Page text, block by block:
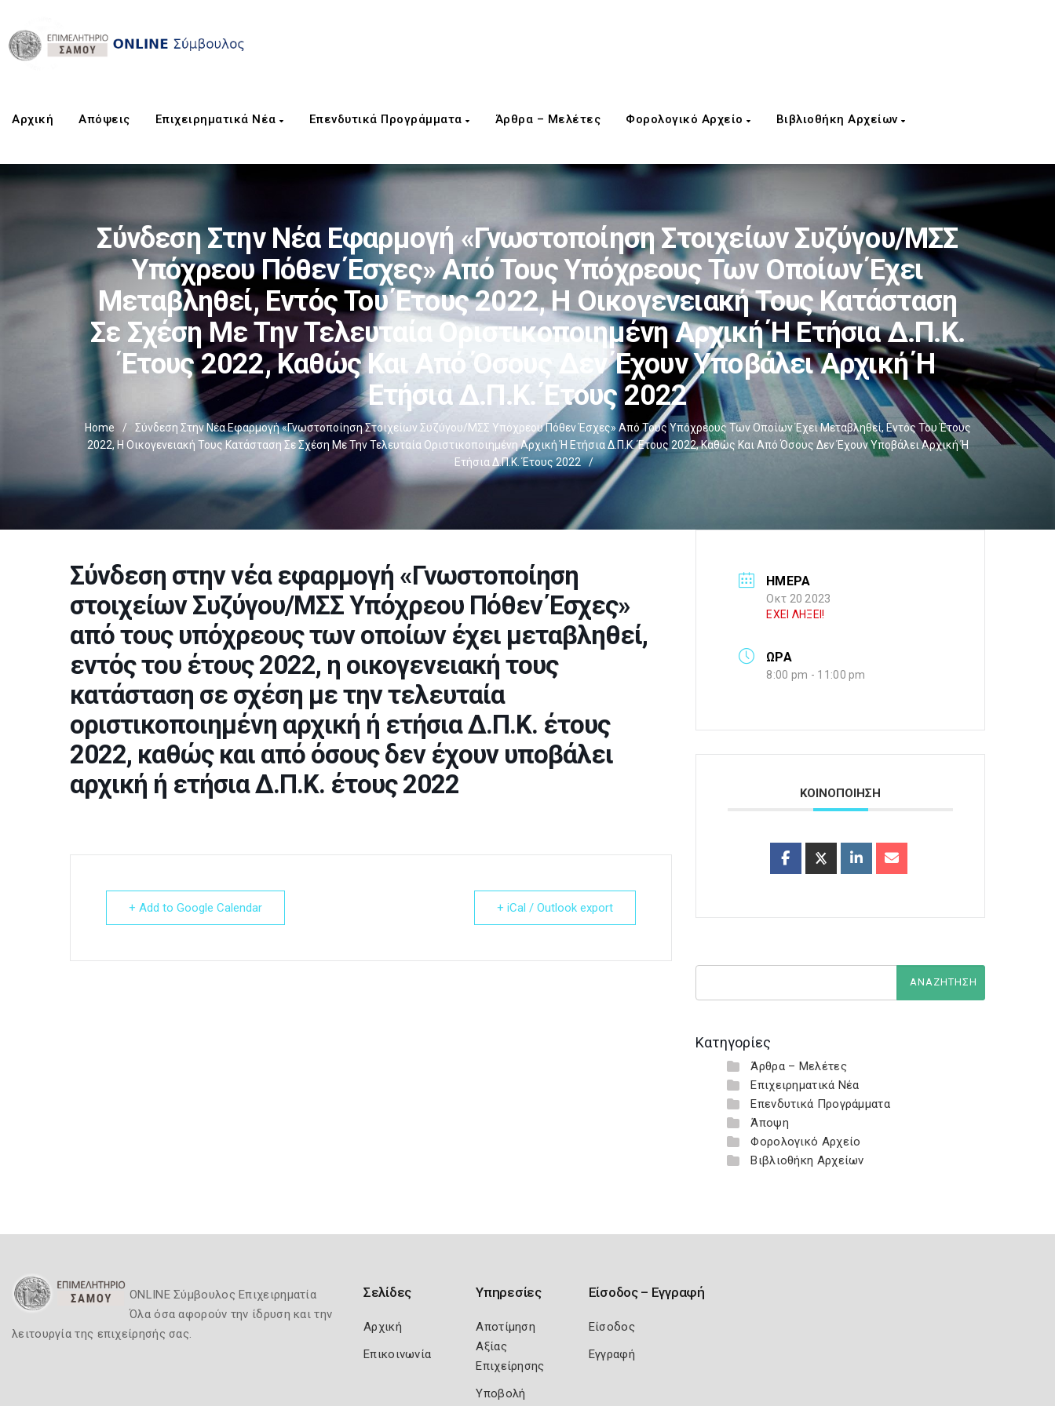
Αρχική Aπόψεις Επιχειρηματικά Νέα Επενδυτικά Προγράμματα Άρθρα – Μελέτες Φορολογικό Αρχείο Βιβλιοθήκη Αρχείων
Σύνδεση Στην Νέα Εφαρμογή «Γνωστοποίηση Στοιχείων Συζύγου/ΜΣΣ
Υπόχρεου Πόθεν Έσχες» Από Τους Υπόχρεους Των Οποίων Έχει
Μεταβληθεί, Εντός Του Έτους 2022, Η Οικογενειακή Τους Κατάσταση
Σε Σχέση Με Την Τελευταία Οριστικοποιημένη Αρχική Ή Ετήσια Δ.Π.Κ.
Έτους 2022, Καθώς Και Από Όσους Δεν Έχουν Υποβάλει Αρχική Ή
Ετήσια Δ.Π.Κ. Έτους 2022
Home /
Σύνδεση Στην Νέα Εφαρμογή «Γνωστοποίηση Στοιχείων Συζύγου/ΜΣΣ Υπόχρεου Πόθεν Έσχες» Από Τους Υπόχρεους Των Οποίων Έχει Μεταβληθεί, Εντός Του Έτους
2022, Η Οικογενειακή Τους Κατάσταση Σε Σχέση Με Την Τελευταία Οριστικοποιημένη Αρχική Ή Ετήσια Δ.Π.Κ. Έτους 2022, Καθώς Και Από Όσους Δεν Έχουν Υποβάλει Αρχική Ή
Ετήσια Δ.Π.Κ. Έτους 2022
/
Σύνδεση στην νέα εφαρμογή «Γνωστοποίηση
στοιχείων Συζύγου/ΜΣΣ Υπόχρεου Πόθεν Έσχες»
από τους υπόχρεους των οποίων έχει μεταβληθεί,
εντός του έτους 2022, η οικογενειακή τους
κατάσταση σε σχέση με την τελευταία
οριστικοποιημένη αρχική ή ετήσια Δ.Π.Κ. έτους
2022, καθώς και από όσους δεν έχουν υποβάλει
αρχική ή ετήσια Δ.Π.Κ. έτους 2022
+ Add to Google Calendar + iCal / Outlook export
ΗΜΕΡΑ
Οκτ 20 2023
ΕΧΕΙ ΛΗΞΕΙ!
ΩΡΑ
8:00 pm - 11:00 pm
ΚΟΙΝΟΠΟΙΗΣΗ
Κατηγορίες
Άρθρα – Μελέτες
Επιχειρηματικά Νέα
Επενδυτικά Προγράμματα
Άποψη
Φορολογικό Αρχείο
Βιβλιοθήκη Αρχείων
ONLINE Σύμβουλος Επιχειρηματία
Όλα όσα αφορούν την ίδρυση και την
λειτουργία της επιχείρησής σας.
Σελίδες
Αρχική
Επικοινωνία
Υπηρεσίες
Αποτίμηση
Αξίας
Επιχείρησης
Υποβολή
Είσοδος – Εγγραφή
Είσοδος
Εγγραφή